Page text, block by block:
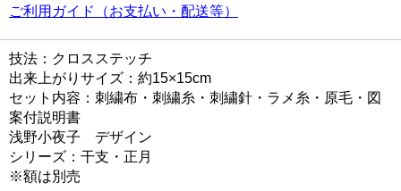
ご利用ガイド（お支払い・配送等）
技法：クロスステッチ
出来上がりサイズ：約15×15cm
セット内容：刺繍布・刺繍糸・刺繍針・ラメ糸・原毛・図
案付説明書
浅野小夜子 デザイン
シリーズ：干支・正月
※額は別売